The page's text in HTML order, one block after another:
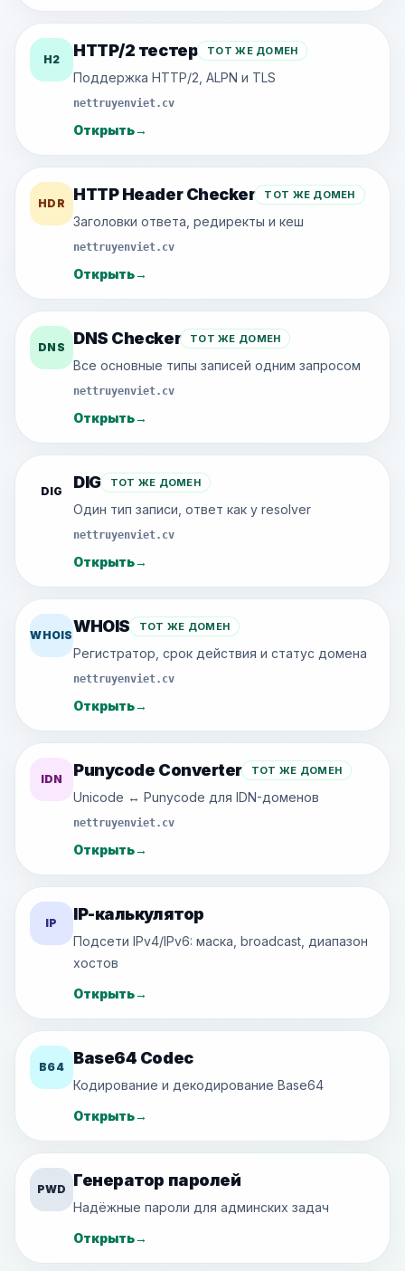
H2 HTTP/2 тестер ТОТ ЖЕ ДОМЕН
Поддержка HTTP/2, ALPN и TLS
nettruyenviet.cv
Открыть→
HDR HTTP Header Checker ТОТ ЖЕ ДОМЕН
Заголовки ответа, редиректы и кеш
nettruyenviet.cv
Открыть→
DNS DNS Checker ТОТ ЖЕ ДОМЕН
Все основные типы записей одним запросом
nettruyenviet.cv
Открыть→
DIG DIG ТОТ ЖЕ ДОМЕН
Один тип записи, ответ как у resolver
nettruyenviet.cv
Открыть→
WHOISWHOIS ТОТ ЖЕ ДОМЕН
Регистратор, срок действия и статус домена
nettruyenviet.cv
Открыть→
IDN Punycode Converter ТОТ ЖЕ ДОМЕН
Unicode ↔ Punycode для IDN-доменов
nettruyenviet.cv
Открыть→
IP IP-калькулятор
Подсети IPv4/IPv6: маска, broadcast, диапазон
хостов
Открыть→
B64 Base64 Codec
Кодирование и декодирование Base64
Открыть→
PWD Генератор паролей
Надёжные пароли для админских задач
Открыть→